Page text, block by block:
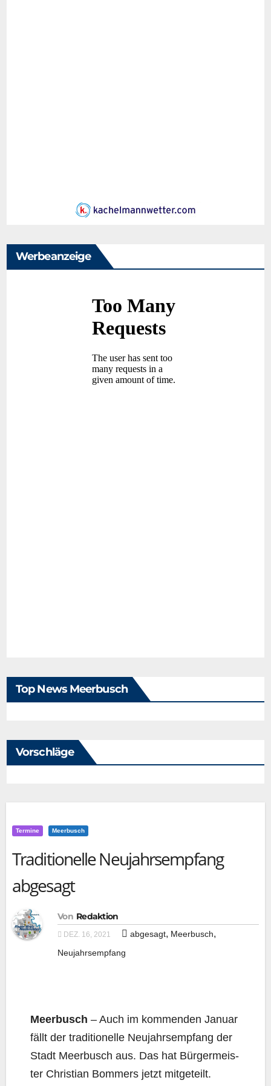
Werbeanzeige
Top News Meerbusch
Vorschläge
Termine Meerbusch
Traditionelle Neujahrsempfang
abgesagt
Von Redaktion
DEZ. 16, 2021 abgesagt, Meerbusch,
Neujahrsempfang
Meer­busch – Auch im kom­men­den Janu­ar
fällt der tra­di­tio­nel­le Neu­jahrs­emp­fang der
Stadt Meer­busch aus. Das hat Bür­ger­meis­
ter Chris­ti­an Bom­mers jetzt mitgeteilt.